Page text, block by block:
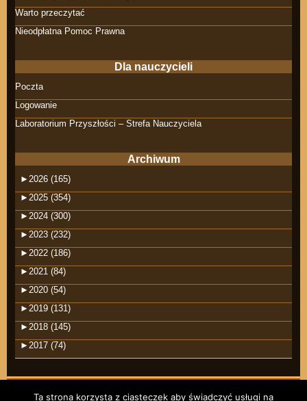
Warto przeczytać
Nieodpłatna Pomoc Prawna
Dla nauczycieli
Poczta
Logowanie
Laboratorium Przyszłości – Strefa Nauczyciela
Archiwum
► 2026 (165)
► 2025 (354)
► 2024 (300)
► 2023 (232)
► 2022 (186)
► 2021 (84)
► 2020 (54)
► 2019 (131)
► 2018 (145)
► 2017 (74)
Ta strona korzysta z ciasteczek aby świadczyć usługi na